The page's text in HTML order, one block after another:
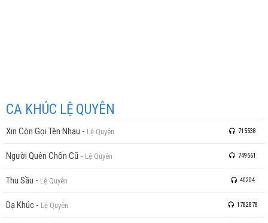
CA KHÚC LỆ QUYÊN
Xin Còn Gọi Tên Nhau - Lệ Quyên 715538
Người Quên Chốn Cũ - Lệ Quyên 749561
Thu Sầu - Lệ Quyên 40204
Dạ Khúc - Lệ Quyên 1782878